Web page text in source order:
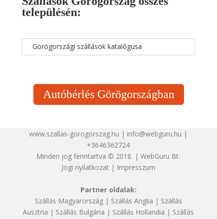
településén:
Görögországi szállások katalógusa
Autóbérlés Görögországban
www.szallas-gorogorszag.hu | info@webguru.hu |
+3646362724
Minden jog fenntartva © 2018. | WebGuru Bt.
Jogi nyilatkozat| Impresszum
Partner oldalak:
Szállás Magyarország| Szállás Anglia | Szállás
Ausztria | Szállás Bulgária | Szállás Hollandia | Szállás